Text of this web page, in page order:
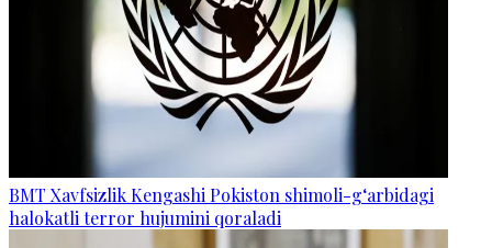
BMT Xavfsizlik Kengashi Pokiston shimoli-g‘arbidagi
halokatli terror hujumini qoraladi